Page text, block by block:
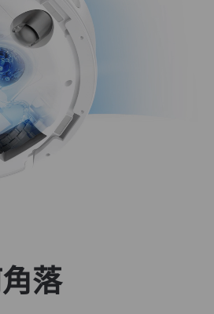
落